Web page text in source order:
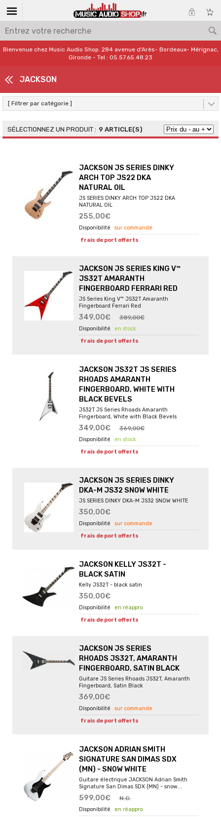
Bienvenue chez Music Audio Shop. 284 avenue d'Arès- Bordeaux- Mérignac,
Gironde - Tel : 05.57.65.48.23
JACKSON
[ Filtrer par catégorie ]
9 ARTICLE(S)
JACKSON JS SERIES DINKY
ARCH TOP JS22 DKA
NATURAL OIL
JS SERIES DINKY ARCH TOP JS22 DKA
NATURAL OIL
255,00€
sur commande
frais de port offerts
JACKSON JS SERIES KING V™
JS32T AMARANTH
FINGERBOARD FERRARI RED
JS Series King V™ JS32T Amaranth
Fingerboard Ferrari Red
349,00€ 389,00€
en stock
frais de port offerts
JACKSON JS32T JS SERIES
RHOADS AMARANTH
FINGERBOARD, WHITE WITH
BLACK BEVELS
JS32T JS Series Rhoads Amaranth
Fingerboard, White with Black Bevels
349,00€ 369,00€
en stock
frais de port offerts
JACKSON JS SERIES DINKY
DKA-M JS32 SNOW WHITE
JS SERIES DINKY DKA-M JS32 SNOW WHITE
350,00€
sur commande
frais de port offerts
JACKSON KELLY JS32T -
BLACK SATIN
Kelly JS32T - black satin
350,00€
en réappro.
frais de port offerts
JACKSON JS SERIES
RHOADS JS32T, AMARANTH
FINGERBOARD, SATIN BLACK
Guitare JS Series Rhoads JS32T, Amaranth
Fingerboard, Satin Black
369,00€
sur commande
frais de port offerts
JACKSON ADRIAN SMITH
SIGNATURE SAN DIMAS SDX
(MN) - SNOW WHITE
Guitare électrique JACKSON Adrian Smith
Signature San Dimas SDX (MN) - snow...
599,00€ N.C.
en réappro.